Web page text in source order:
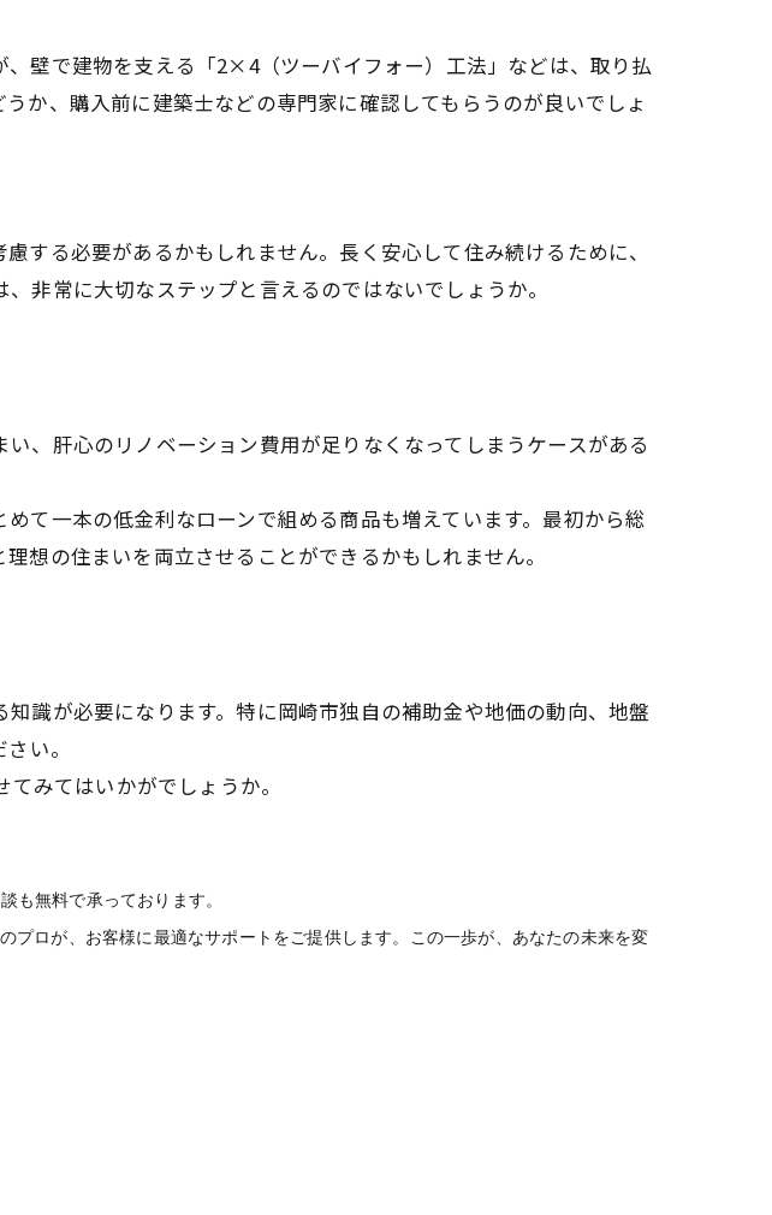
壁で建物を支える「2×4（ツーバイフォー）工法」などは、取り払
か、購入前に建築士などの専門家に確認してもらうのが良いでしょ
する必要があるかもしれません。長く安心して住み続けるために、
非常に大切なステップと言えるのではないでしょうか。
、肝心のリノベーション費用が足りなくなってしまうケースがある
て一本の低金利なローンで組める商品も増えています。最初から総
想の住まいを両立させることができるかもしれません。
識が必要になります。特に岡崎市独自の補助金や地価の動向、地盤
い。
みてはいかがでしょうか。
も無料で承っております。
プロが、お客様に最適なサポートをご提供します。この一歩が、あなたの未来を変